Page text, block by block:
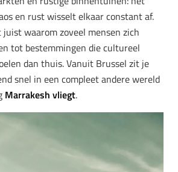
en rust wisselt elkaar constant af.
waarom zoveel mensen zich
tot bestemmingen die cultureel
dan thuis. Vanuit Brussel zit je
snel in een compleet andere wereld
Marrakesh vliegt.